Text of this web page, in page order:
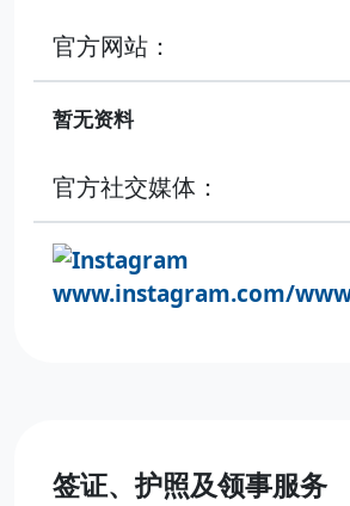
官方网站：
暂无资料
官方社交媒体：
www.instagram.com/
签证、护照及领事服务